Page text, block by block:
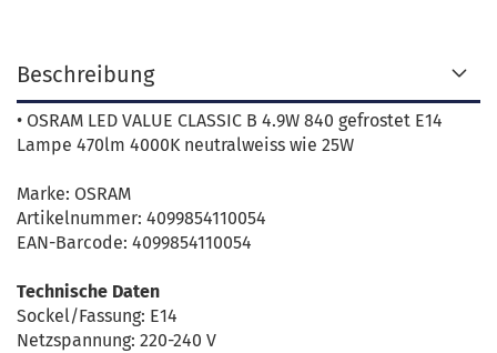
Beschreibung
• OSRAM LED VALUE CLASSIC B 4.9W 840 gefrostet E14
Lampe 470lm 4000K neutralweiss wie 25W
Marke: OSRAM
Artikelnummer: 4099854110054
EAN-Barcode: 4099854110054
Technische Daten
Sockel/Fassung: E14
Netzspannung: 220-240 V